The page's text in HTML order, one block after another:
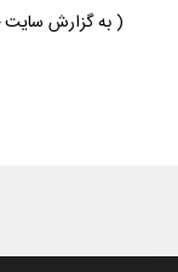
( به گزارش سایت